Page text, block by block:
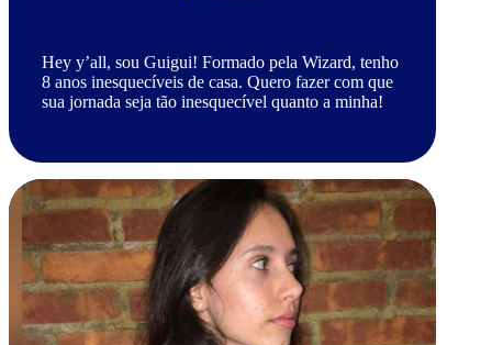
Hey y’all, sou Guigui! Formado pela Wizard, tenho
8 anos inesquecíveis de casa. Quero fazer com que
sua jornada seja tão inesquecível quanto a minha!